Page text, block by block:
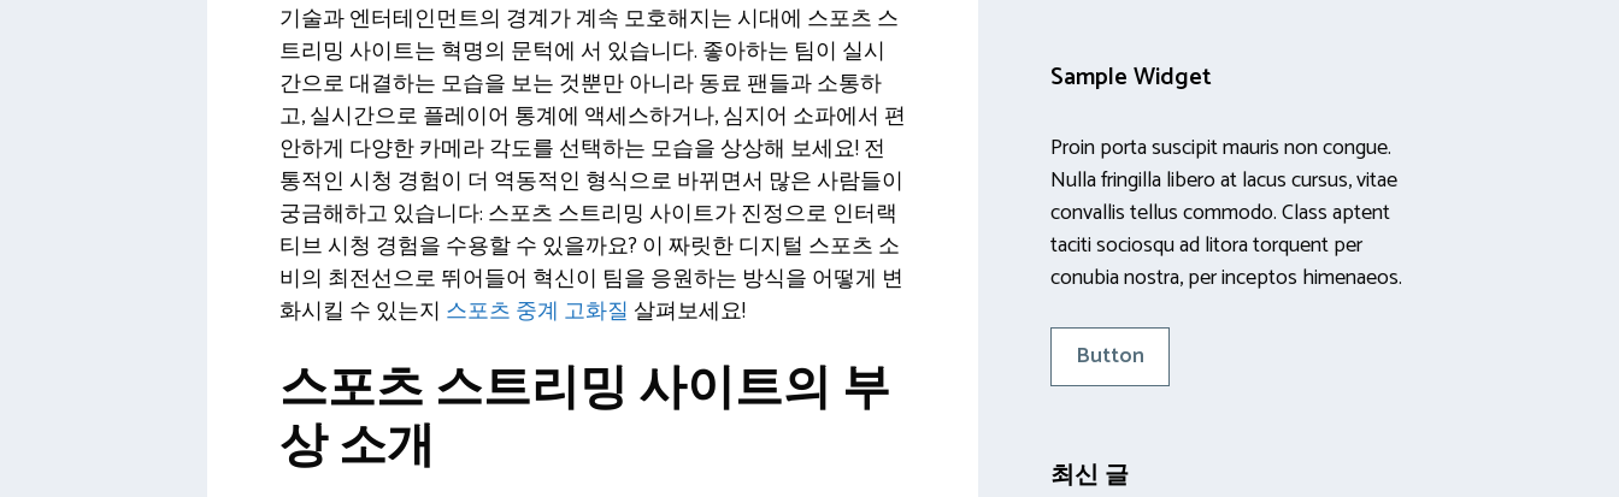
기술과 엔터테인먼트의 경계가 계속 모호해지는 시대에 스포츠 스
트리밍 사이트는 혁명의 문턱에 서 있습니다. 좋아하는 팀이 실시
간으로 대결하는 모습을 보는 것뿐만 아니라 동료 팬들과 소통하
고, 실시간으로 플레이어 통계에 액세스하거나, 심지어 소파에서 편
안하게 다양한 카메라 각도를 선택하는 모습을 상상해 보세요! 전
통적인 시청 경험이 더 역동적인 형식으로 바뀌면서 많은 사람들이
궁금해하고 있습니다: 스포츠 스트리밍 사이트가 진정으로 인터랙
티브 시청 경험을 수용할 수 있을까요? 이 짜릿한 디지털 스포츠 소
비의 최전선으로 뛰어들어 혁신이 팀을 응원하는 방식을 어떻게 변
화시킬 수 있는지 스포츠 중계 고화질 살펴보세요!
스포츠 스트리밍 사이트의 부
상 소개
Sample Widget
Proin porta suscipit mauris non congue.
Nulla fringilla libero at lacus cursus, vitae
convallis tellus commodo. Class aptent
taciti sociosqu ad litora torquent per
conubia nostra, per inceptos himenaeos.
Button
최신 글